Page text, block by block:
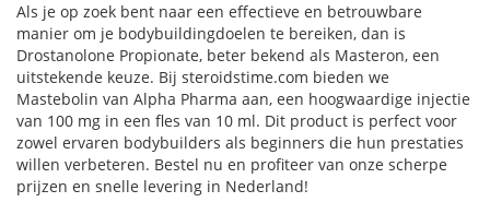
Als je op zoek bent naar een effectieve en betrouwbare
manier om je bodybuildingdoelen te bereiken, dan is
Drostanolone Propionate, beter bekend als Masteron, een
uitstekende keuze. Bij steroidstime.com bieden we
Mastebolin van Alpha Pharma aan, een hoogwaardige injectie
van 100 mg in een fles van 10 ml. Dit product is perfect voor
zowel ervaren bodybuilders als beginners die hun prestaties
willen verbeteren. Bestel nu en profiteer van onze scherpe
prijzen en snelle levering in Nederland!